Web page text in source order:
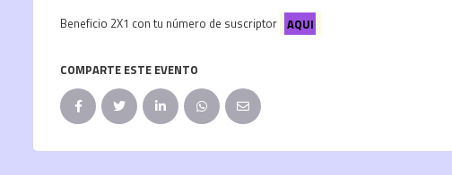
Beneficio 2X1 con tu número de suscriptor AQUI
COMPARTE ESTE EVENTO